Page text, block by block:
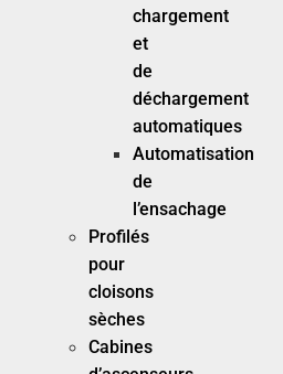
chargement
et
de
déchargement
automatiques
Automatisation
de
l’ensachage
Profilés
pour
cloisons
sèches
Cabines